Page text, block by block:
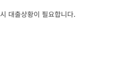
대출상황이 필요합니다.